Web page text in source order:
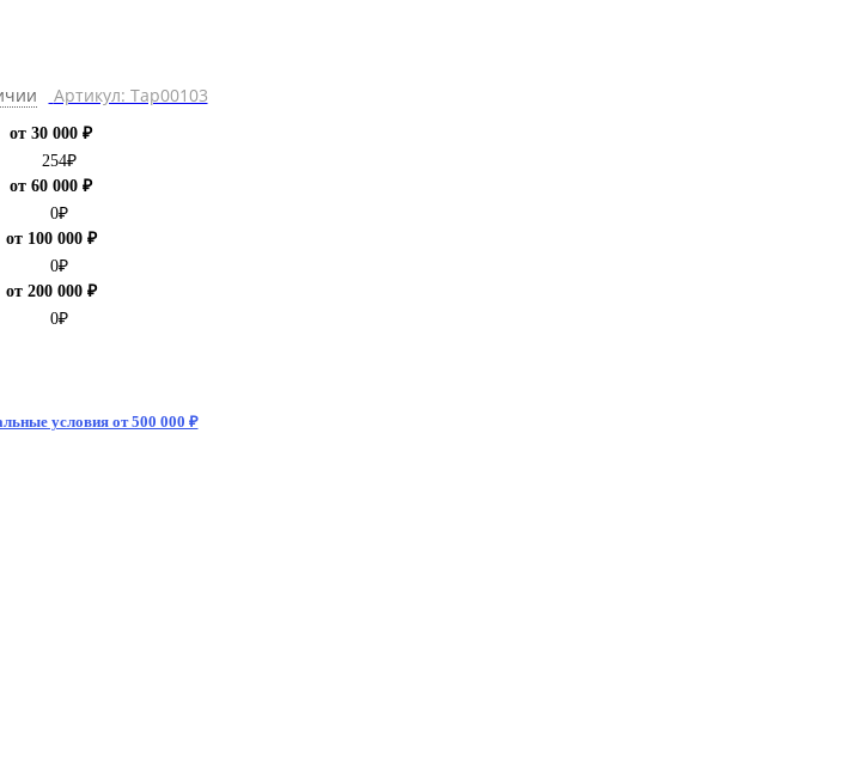
Артикул: Тар00103
от 30 000 ₽
254₽
от 60 000 ₽
0₽
от 100 000 ₽
0₽
от 200 000 ₽
0₽
условия от 500 000 ₽